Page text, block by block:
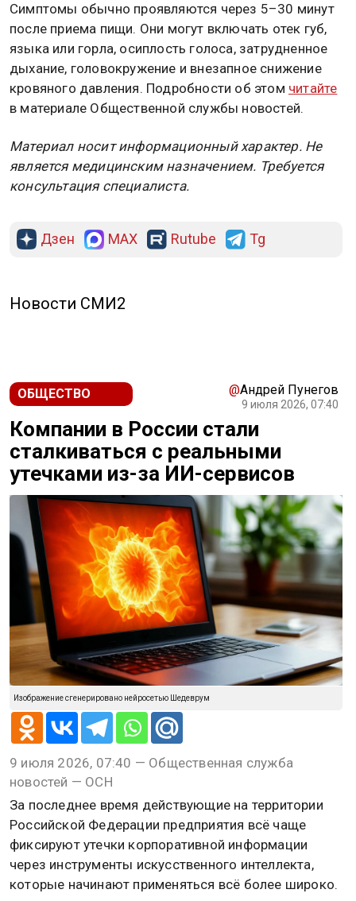
Симптомы обычно проявляются через 5–30 минут
после приема пищи. Они могут включать отек губ,
языка или горла, осиплость голоса, затрудненное
дыхание, головокружение и внезапное снижение
кровяного давления. Подробности об этом читайте
в материале Общественной службы новостей.
Материал носит информационный характер. Не
является медицинским назначением. Требуется
консультация специалиста.
Дзен MAX Rutube Tg
Новости СМИ2
ОБЩЕСТВО @Андрей Пунегов
9 июля 2026, 07:40
Компании в России стали
сталкиваться с реальными
утечками из-за ИИ-сервисов
Изображение сгенерировано нейросетью Шедеврум
9 июля 2026, 07:40 — Общественная служба
новостей — ОСН
За последнее время действующие на территории
Российской Федерации предприятия всё чаще
фиксируют утечки корпоративной информации
через инструменты искусственного интеллекта,
которые начинают применяться всё более широко.